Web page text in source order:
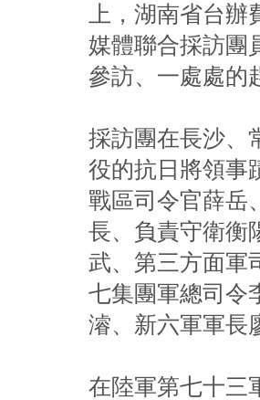
上，湖南省台
媒體聯合採訪團
參訪、一處處
採訪團在長沙、
役的抗日將領
戰區司令官薛岳
長、負責守衛衡
武、第三方面軍
七集團軍總司令
濬、新六軍軍長
在陸軍第七十三